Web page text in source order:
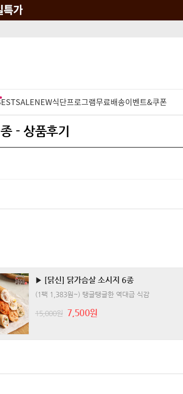
SALENEW식단프로그램무료배송이벤트&쿠폰
- 상품후기
▶ [닭신] 닭가슴살 소시지 6종
(1팩 1,383원~) 탱글탱글한 역대급 식감
15,000원 7,500원